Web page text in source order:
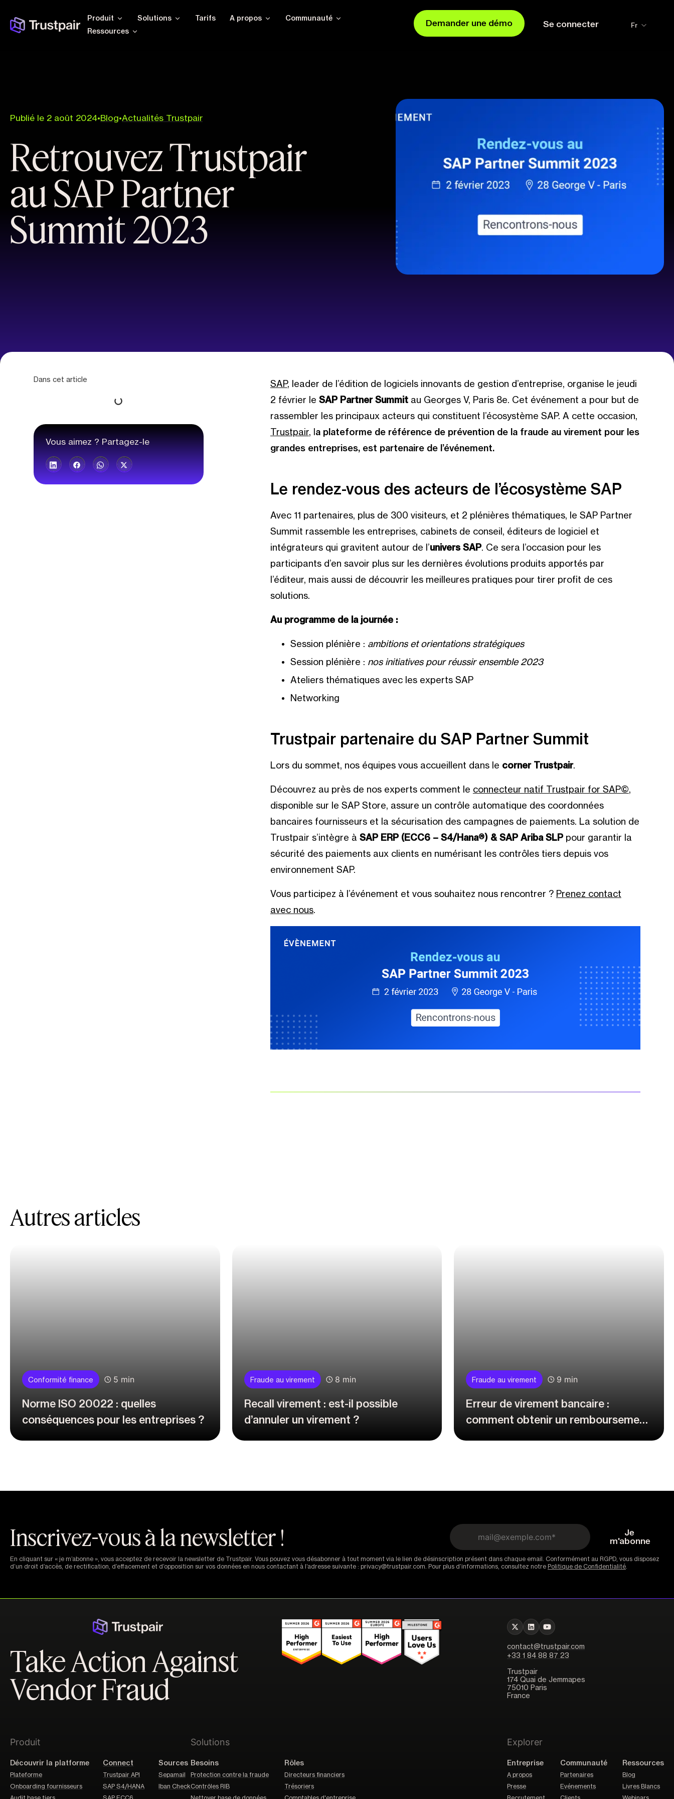
Produit Solutions Tarifs A propos
Communauté
Ressources
Demander une démo Se connecter Fr
Publié le 2 août 2024•Blog•Actualités Trustpair
Retrouvez Trustpair
au SAP Partner
Summit 2023
Dans cet article
Vous aimez ? Partagez-le
SAP, leader de l’édition de logiciels innovants de gestion d’entreprise, organise le jeudi
2 février le SAP Partner Summit au Georges V, Paris 8e. Cet événement a pour but de
rassembler les principaux acteurs qui constituent l’écosystème SAP. A cette occasion,
Trustpair, l a plateforme de référence de prévention de la fraude au virement pour les
grandes entreprises, est partenaire de l’événement.
Le rendez-vous des acteurs de l’écosystème SAP
Avec 11 partenaires, plus de 300 visiteurs, et 2 plénières thématiques, le SAP Partner
Summit rassemble les entreprises, cabinets de conseil, éditeurs de logiciel et
intégrateurs qui gravitent autour de l’univers SAP. Ce sera l’occasion pour les
participants d’en savoir plus sur les dernières évolutions produits apportés par
l’éditeur, mais aussi de découvrir les meilleures pratiques pour tirer profit de ces
solutions.
Au programme de la journée :
Session plénière : ambitions et orientations stratégiques
Session plénière : nos initiatives pour réussir ensemble 2023
Ateliers thématiques avec les experts SAP
Networking
Trustpair partenaire du SAP Partner Summit
Lors du sommet, nos équipes vous accueillent dans le corner Trustpair.
Découvrez au près de nos experts comment le connecteur natif Trustpair for SAP©,
disponible sur le SAP Store, assure un contrôle automatique des coordonnées
bancaires fournisseurs et la sécurisation des campagnes de paiements. La solution de
Trustpair s’intègre à SAP ERP (ECC6 – S4/Hana®) & SAP Ariba SLPpour garantir la
sécurité des paiements aux clients en numérisant les contrôles tiers depuis vos
environnement SAP.
Vous participez à l’événement et vous souhaitez nous rencontrer ? Prenez contact
avec nous.
Autres articles
Conformité finance 5 min
Norme ISO 20022 : quelles
conséquences pour les entreprises ?
Fraude au virement 8 min
Recall virement : est-il possible
d’annuler un virement ?
Fraude au virement 9 min
Erreur de virement bancaire :
comment obtenir un remboursement
Inscrivez-vous à la newsletter !
En cliquant sur « je m’abonne », vous acceptez de recevoir la newsletter de Trustpair. Vous pouvez vous désabonner à tout moment via le lien de désinscription présent dans chaque email. Conformément au RGPD, vous disposez
d’un droit d’accès, de rectification, d’effacement et d’opposition sur vos données en nous contactant à l’adresse suivante : privacy@trustpair.com. Pour plus d’informations, consultez notre Politique de Confidentialité
Take Action Against
Vendor Fraud
contact@trustpair.com
+33 1 84 88 87 23
Trustpair
174 Quai de Jemmapes
75010 Paris
France
Produit
Découvrir la platforme
Plateforme
Onboarding fournisseurs
Connect
Trustpair API
SAP S4/HANA
Sources
Sepamail
Iban Check
Solutions
Besoins
Protection contre la fraude
Contrôles RIB
Rôles
Directeurs financiers
Trésoriers
Explorer
Entreprise
A propos
Presse
Communauté
Partenaires
Evénements
Ressources
Blog
Livres Blancs